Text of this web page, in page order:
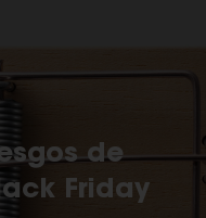
de
Friday